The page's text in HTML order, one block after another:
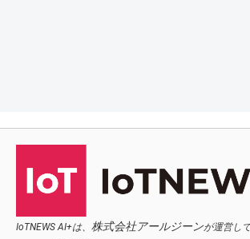
IoTNEWS AI+は、 株式会社アールジーンが運営し